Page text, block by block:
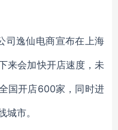
司逸仙电商宣布在上海
来会加快开店速度，未
国开店600家，同时进
市。